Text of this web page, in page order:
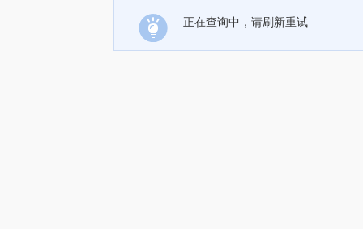
正在查询中，请刷新重试